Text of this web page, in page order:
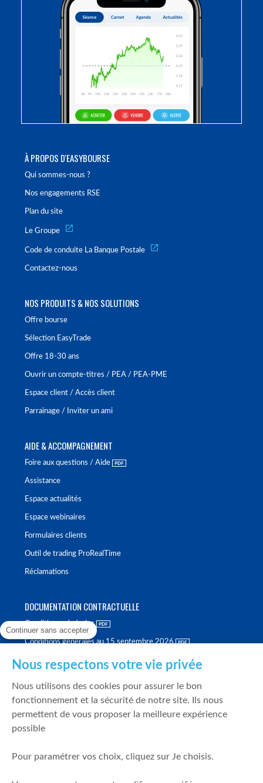
À PROPOS D'EASYBOURSE
Qui sommes-nous ?
Nos engagements RSE
Plan du site
Le Groupe
Code de conduite La Banque Postale
Contactez-nous
NOS PRODUITS & NOS SOLUTIONS
Offre bourse
Sélection EasyTrade
Offre 18-30 ans
Ouvrir un compte-titres / PEA / PEA-PME
Espace client / Accès client
Parrainage / Inviter un ami
AIDE & ACCOMPAGNEMENT
Foire aux questions / Aide
Assistance
Espace actualités
Espace webinaires
Formulaires clients
Outil de trading ProRealTime
Réclamations
DOCUMENTATION CONTRACTUELLE
Conditions générales
Conditions générales au 15 septembre 2026
Politique de meilleure sélection
Politique de durabilité
Fonds de garantie des dépôts et de résolution
Continuer sans accepter
Nous respectons votre vie privée
Nous utilisons des cookies pour assurer le bon
fonctionnement et la sécurité de notre site. Ils nous
permettent de vous proposer la meilleure expérience
possible
Pour paramétrer vos choix, cliquez sur Je choisis.